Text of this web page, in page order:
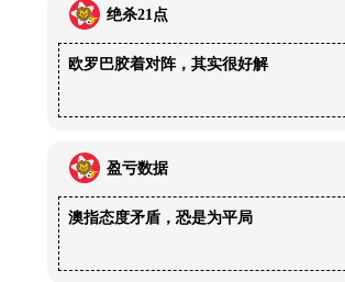
绝杀21点
欧罗巴胶着对阵，其实很好解
盈亏数据
澳指态度矛盾，恐是为平局